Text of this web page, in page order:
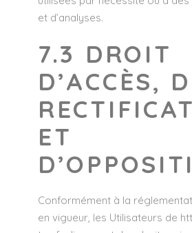
et d’analyses.
7.3 DROIT
D’ACCÈS,
ET
Conformément à la
en vigueur, les Utilisateurs de